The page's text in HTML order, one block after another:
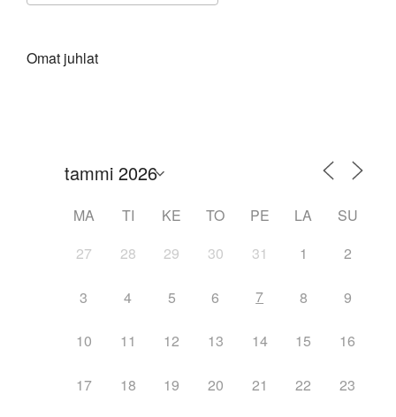
Omat juhlat
MA TI KE TO PE LA
SU
27
28 29 30 31 1 2
3 4 5 6 7 8 9
10 11 12 13 14 15 16
17 18 19 20 21 22 23